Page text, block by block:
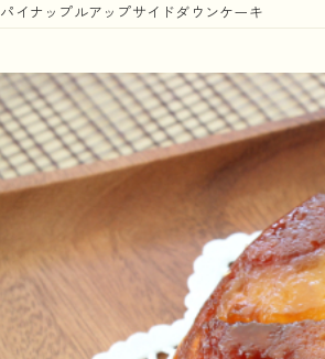
パイナップルアップサイドダウンケーキ